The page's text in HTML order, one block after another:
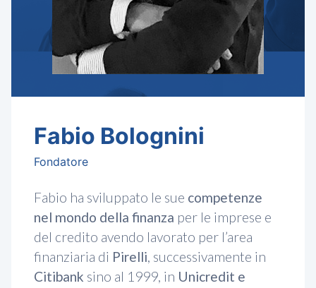
Fabio Bolognini
Fondatore
Fabio ha sviluppato le sue competenze
nel mondo della finanza per le imprese e
del credito avendo lavorato per l’area
finanziaria di Pirelli, successivamente in
Citibank sino al 1999, in Unicredit e